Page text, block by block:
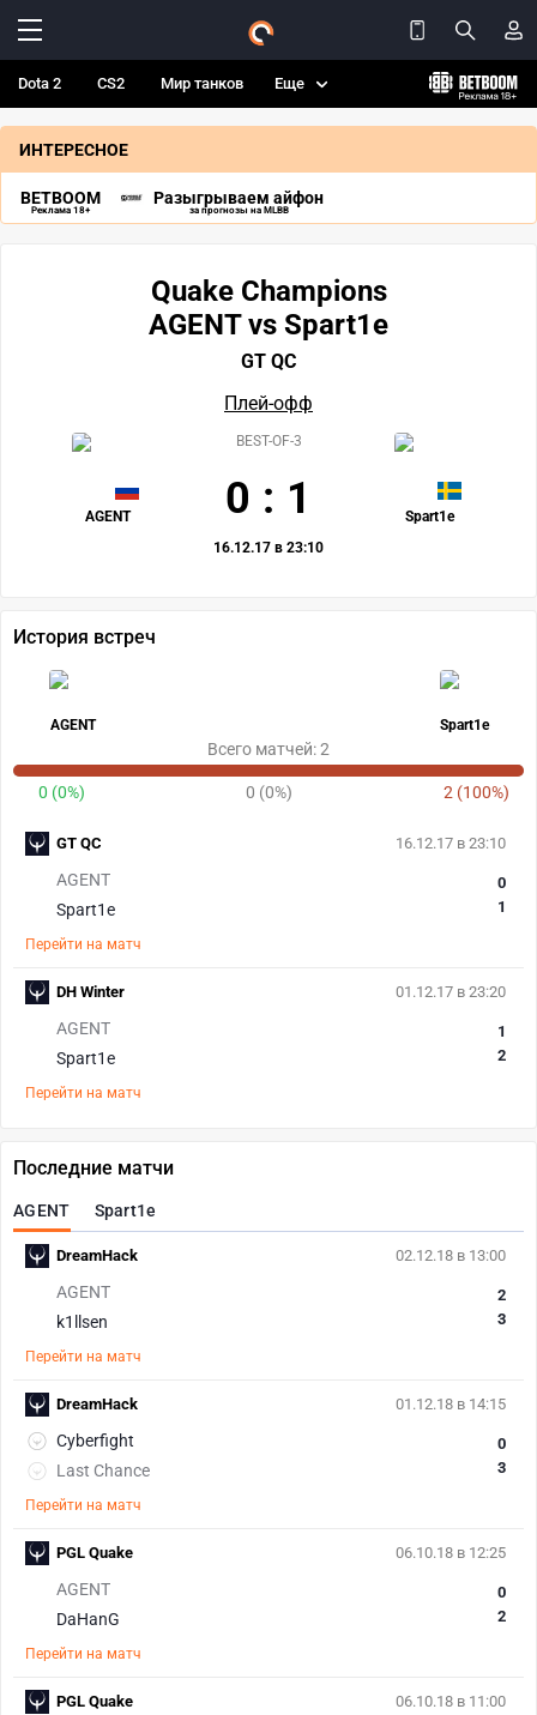
Dota 2 CS2 Мир танков Еще
ИНТЕРЕСНОЕ
BETBOOM
Реклама 18+
Разыгрываем айфон
за прогнозы на MLBB
Quake Champions
AGENT vs Spart1e
GT QC
Плей-офф
AGENT Spart1e
BEST-OF-3
0 : 1
16.12.17 в 23:10
История встреч
AGENT Spart1e
Всего матчей: 2
0 (0%) 0 (0%) 2 (100%)
16.12.17 в 23:10
AGENT
Spart1e
0
1
Перейти на матч
GT QC
01.12.17 в 23:20
AGENT
Spart1e
1
2
Перейти на матч
DH Winter
Последние матчи
AGENT Spart1e
02.12.18 в 13:00
AGENT
k1llsen
2
3
Перейти на матч
DreamHack
01.12.18 в 14:15
Cyberfight
Last Chance
0
3
Перейти на матч
DreamHack
06.10.18 в 12:25
AGENT
DaHanG
0
2
Перейти на матч
PGL Quake
06.10.18 в 11:00
PGL Quake